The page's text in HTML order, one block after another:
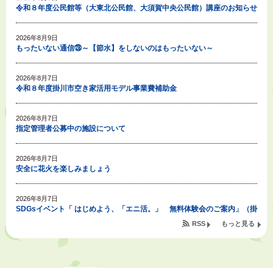
令和８年度公民館等（大東北公民館、大須賀中央公民館）講座のお知らせ
2026年8月9日
もったいない通信㉘～【節水】をしないのはもったいない～
2026年8月7日
令和８年度掛川市空き家活用モデル事業費補助金
2026年8月7日
指定管理者公募中の施設について
2026年8月7日
安全に花火を楽しみましょう
2026年8月7日
SDGsイベント「 はじめよう、「エニ活。」 無料体験会のご案内」（掛
「掛川の教育<統計書>」について
もっと見る
RSS